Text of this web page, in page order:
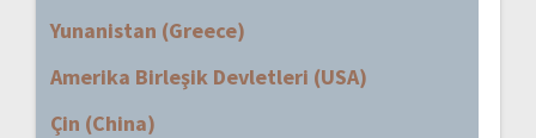
Yunanistan (Greece)
Amerika Birleşik Devletleri (USA)
Çin (China)